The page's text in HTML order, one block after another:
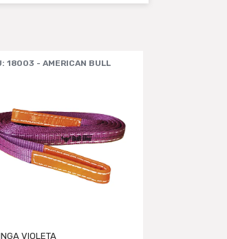
18003 - AMERICAN BULL
VIOLETA